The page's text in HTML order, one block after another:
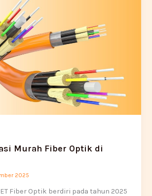
Murah Fiber Optik di
2025
Fiber Optik berdiri pada tahun 2025